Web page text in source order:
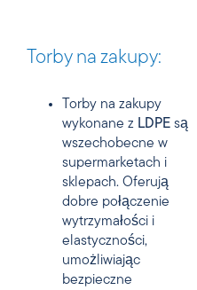
Torby na zakupy:
Torby na zakupy
wykonane z LDPE są
wszechobecne w
supermarketach i
sklepach. Oferują
dobre połączenie
wytrzymałości i
elastyczności,
umożliwiając
bezpieczne